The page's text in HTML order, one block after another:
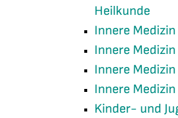
Heilkunde
Innere Medizin
Innere Medizin
Innere Medizin
Innere Medizin
Kinder- und